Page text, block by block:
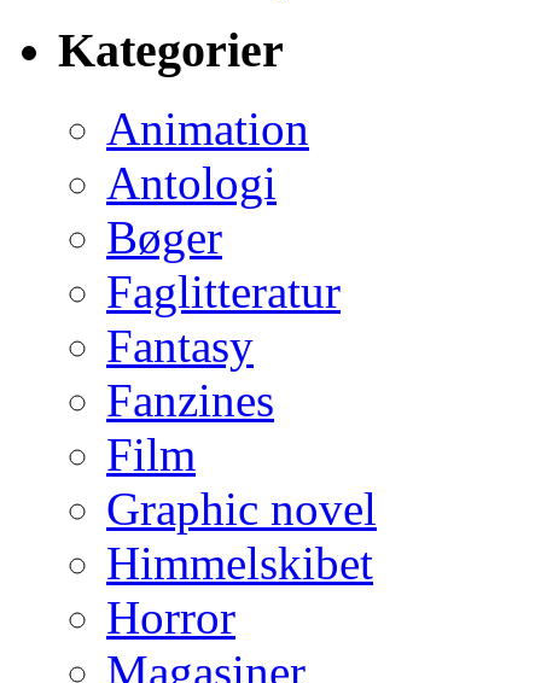
Kategorier
Animation
Antologi
Bøger
Faglitteratur
Fantasy
Fanzines
Film
Graphic novel
Himmelskibet
Horror
Magasiner